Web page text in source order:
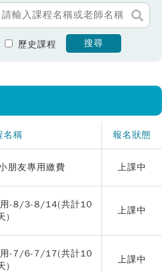
歷史課程 搜尋
名稱 報名狀態
朋友專用繳費 上課中
用-8/3-8/14(共計10
)
上課中
用-7/6-7/17(共計10
)
上課中